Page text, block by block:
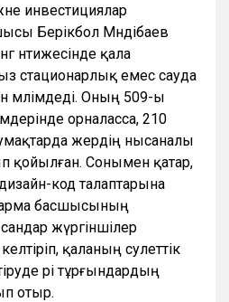
инвестициялар
Берікбол Мәндібаев
нәтижесінде қала
стационарлық емес сауда
мәлімдеді. Оның 509-ы
орналасса, 210
жердің нысаналы
қойылған. Сонымен қатар,
код талаптарына
басшысының
жүргіншілер
қаланың сәулеттік
әрі тұрғындардың
отыр.